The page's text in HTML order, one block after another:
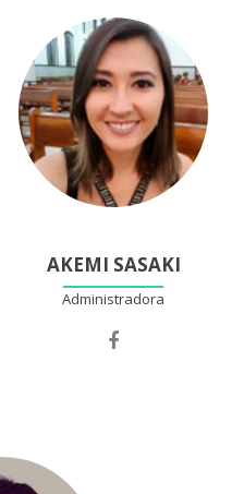
AKEMI SASAKI
Administradora
Facebook